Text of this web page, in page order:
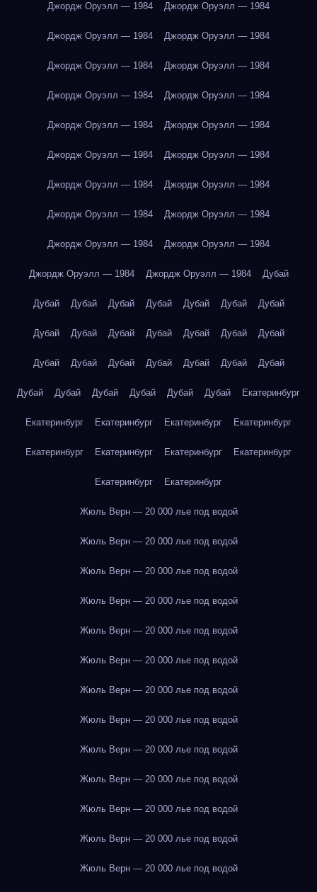
Джордж Оруэлл — 1984 Джордж Оруэлл — 1984
Джордж Оруэлл — 1984 Джордж Оруэлл — 1984
Джордж Оруэлл — 1984 Джордж Оруэлл — 1984
Джордж Оруэлл — 1984 Джордж Оруэлл — 1984
Джордж Оруэлл — 1984 Джордж Оруэлл — 1984
Джордж Оруэлл — 1984 Джордж Оруэлл — 1984
Джордж Оруэлл — 1984 Джордж Оруэлл — 1984
Джордж Оруэлл — 1984 Джордж Оруэлл — 1984
Джордж Оруэлл — 1984 Джордж Оруэлл — 1984
Джордж Оруэлл — 1984 Джордж Оруэлл — 1984 Дубай
Дубай Дубай Дубай Дубай Дубай Дубай Дубай
Дубай Дубай Дубай Дубай Дубай Дубай Дубай
Дубай Дубай Дубай Дубай Дубай Дубай Дубай
Дубай Дубай Дубай Дубай Дубай Дубай Екатеринбург
Екатеринбург Екатеринбург Екатеринбург Екатеринбург
Екатеринбург Екатеринбург Екатеринбург Екатеринбург
Екатеринбург Екатеринбург
Жюль Верн — 20 000 лье под водой
Жюль Верн — 20 000 лье под водой
Жюль Верн — 20 000 лье под водой
Жюль Верн — 20 000 лье под водой
Жюль Верн — 20 000 лье под водой
Жюль Верн — 20 000 лье под водой
Жюль Верн — 20 000 лье под водой
Жюль Верн — 20 000 лье под водой
Жюль Верн — 20 000 лье под водой
Жюль Верн — 20 000 лье под водой
Жюль Верн — 20 000 лье под водой
Жюль Верн — 20 000 лье под водой
Жюль Верн — 20 000 лье под водой